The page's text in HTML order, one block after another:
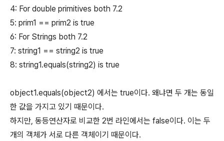
4: For double primitives both 7.2
5: prim1 == prim2 is true
6: For Strings both 7.2
7: string1 == string2 is true
8: string1.equals(string2) is true
object1.equals(object2) 에서는 true이다. 왜냐면 두 개는 동일
한 값을 가지고 있기 때문이다.
하지만, 동등연산자로 비교한 2번 라인에서는 false이다. 이는 두
개의 객체가 서로 다른 객체이기 때문이다.